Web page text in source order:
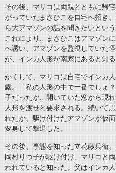
その後、マリコは両親とともに帰
がっていたまさひこを自宅へ招き
ら大アマゾンの話を聞きたいという
これにより、まさひこはアマゾン
へ誘い、アマゾンを監視していた
が、インカ人形が南家にあると知る
かくして、マリコは自宅でインカ
露。「私の人形の中で一番でしょ
子だったが、開いていた窓から現
人形を渡せと要求される。続いて
れたが、駆け付けたアマゾンが仮
変身して撃退した。
その後、事態を知った立花藤兵衛
岡村りつ子が駆け付け、マリコと
われていると知った。父はインカ